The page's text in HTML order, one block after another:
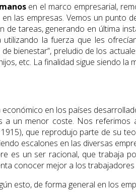
en el marco empresarial,
las empresas. Vemos un punto
tareas, generando en última
la fuerza que les
bienestar”, preludio de los
etc. La finalidad sigue siendo la
en los países
a un menor coste. Nos referimos
que reprodujo parte de su
escalones en las diversas
es un ser racional, que trabaja
conocer mejor a los
esto, de forma general en los